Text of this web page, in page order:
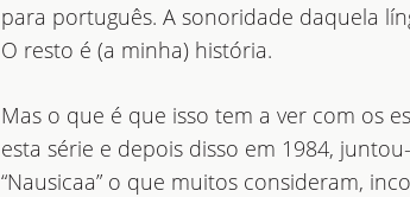
para português. A sonoridade daquela
O resto é (a minha) história.
Mas o que é que isso tem a ver com os
esta série e depois disso em 1984,
“Nausicaa” o que muitos consideram,